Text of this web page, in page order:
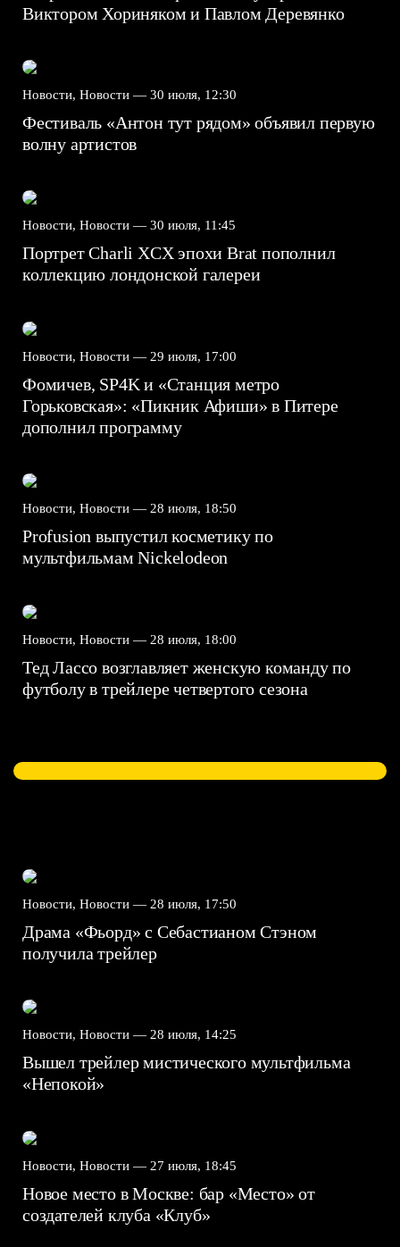
Виктором Хориняком и Павлом Деревянко
Новости, Новости — 30 июля, 12:30
Фестиваль «Антон тут рядом» объявил первую
волну артистов
Новости, Новости — 30 июля, 11:45
Портрет Charli XCX эпохи Brat пополнил
коллекцию лондонской галереи
Новости, Новости — 29 июля, 17:00
Фомичев, SP4K и «Станция метро
Горьковская»: «Пикник Афиши» в Питере
дополнил программу
Новости, Новости — 28 июля, 18:50
Profusion выпустил косметику по
мультфильмам Nickelodeon
Новости, Новости — 28 июля, 18:00
Тед Лассо возглавляет женскую команду по
футболу в трейлере четвертого сезона
Новости, Новости — 28 июля, 17:50
Драма «Фьорд» с Себастианом Стэном
получила трейлер
Новости, Новости — 28 июля, 14:25
Вышел трейлер мистического мультфильма
«Непокой»
Новости, Новости — 27 июля, 18:45
Новое место в Москве: бар «Место» от
создателей клуба «Клуб»